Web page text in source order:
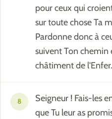
pour ceux qui
sur toute chose Ta
Pardonne donc à
suivent Ton chemin
châtiment de l'Enfer.
8
Seigneur ! Fais-les
que Tu leur as